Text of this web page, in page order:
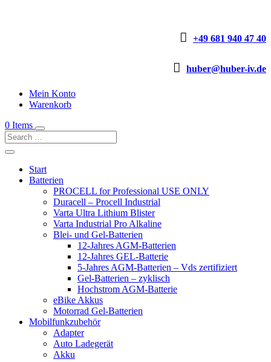
 +49 681 940 47 40
 huber@huber-iv.de
Mein Konto
Warenkorb
0 Items
Start
Batterien
PROCELL for Professional USE ONLY
Duracell – Procell Industrial
Varta Ultra Lithium Blister
Varta Industrial Pro Alkaline
Blei- und Gel-Batterien
12-Jahres AGM-Batterien
12-Jahres GEL-Batterie
5-Jahres AGM-Batterien – Vds zertifiziert
Gel-Batterien – zyklisch
Hochstrom AGM-Batterie
eBike Akkus
Motorrad Gel-Batterien
Mobilfunkzubehör
Adapter
Auto Ladegerät
Akku